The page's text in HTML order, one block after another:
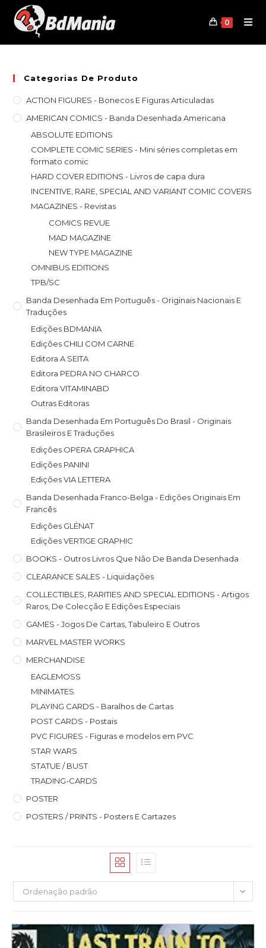
content
0
Categorias De Produto
ACTION FIGURES - Bonecos E Figuras Articuladas
AMERICAN COMICS - Banda Desenhada Americana
ABSOLUTE EDITIONS
COMPLETE COMIC SERIES - Mini séries completas em
formato comic
HARD COVER EDITIONS - Livros de capa dura
INCENTIVE, RARE, SPECIAL AND VARIANT COMIC COVERS
MAGAZINES - Revistas
COMICS REVUE
MAD MAGAZINE
NEW TYPE MAGAZINE
OMNIBUS EDITIONS
TPB/SC
Banda Desenhada Em Português - Originais Nacionais E
Traduções
Edições BDMANIA
Edições CHILI COM CARNE
Editora A SEITA
Editora PEDRA NO CHARCO
Editora VITAMINABD
Outras Editoras
Banda Desenhada Em Português Do Brasil - Originais
Brasileiros E Traduções
Edições OPERA GRAPHICA
Edições PANINI
Edições VIA LETTERA
Banda Desenhada Franco-Belga - Edições Originais Em
Francês
Edições GLÉNAT
Edições VERTIGE GRAPHIC
BOOKS - Outros Livros Que Não De Banda Desenhada
CLEARANCE SALES - Liquidações
COLLECTIBLES, RARITIES AND SPECIAL EDITIONS - Artigos
Raros, De Colecção E Edições Especiais
GAMES - Jogos De Cartas, Tabuleiro E Outros
MARVEL MASTER WORKS
MERCHANDISE
EAGLEMOSS
MINIMATES
PLAYING CARDS - Baralhos de Cartas
POST CARDS - Postais
PVC FIGURES - Figuras e modelos em PVC
STAR WARS
STATUE / BUST
TRADING-CARDS
POSTER
POSTERS / PRINTS - Posters E Cartazes
Ordenação padrão